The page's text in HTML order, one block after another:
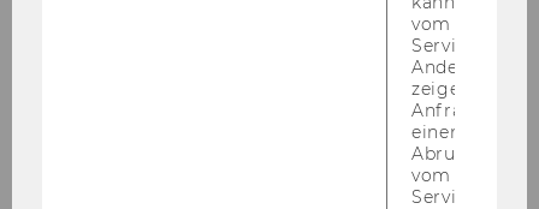
vom AMP-
Service
Andere
zeigen Opt-
Anfrage im
einen Fehler
Abrufen
vom AMP
Service an.